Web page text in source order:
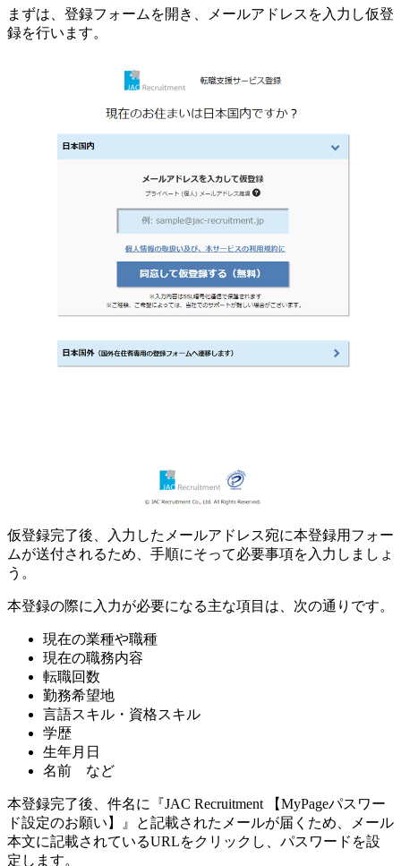
まずは、登録フォームを開き、メールアドレスを入力し仮登
録を行います。
仮登録完了後、入力したメールアドレス宛に本登録用フォー
ムが送付されるため、手順にそって必要事項を入力しましょ
う。
本登録の際に入力が必要になる主な項目は、次の通りです。
現在の業種や職種
現在の職務内容
転職回数
勤務希望地
言語スキル・資格スキル
学歴
生年月日
名前 など
本登録完了後、件名に『JAC Recruitment 【MyPageパスワー
ド設定のお願い】』と記載されたメールが届くため、メール
本文に記載されているURLをクリックし、パスワードを設
定します。